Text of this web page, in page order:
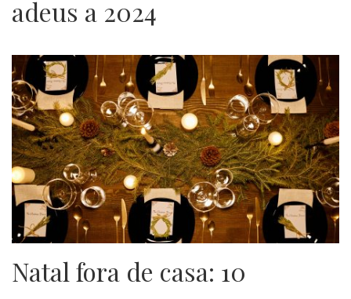
adeus a 2024
Natal fora de casa: 10